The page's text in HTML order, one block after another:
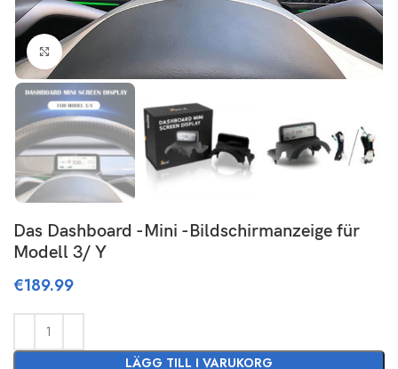
Click to enlarge
Das Dashboard -Mini -Bildschirmanzeige für
Modell 3/ Y
€189.99
LÄGG TILL I VARUKORG